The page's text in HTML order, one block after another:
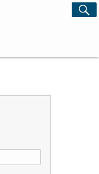
Search